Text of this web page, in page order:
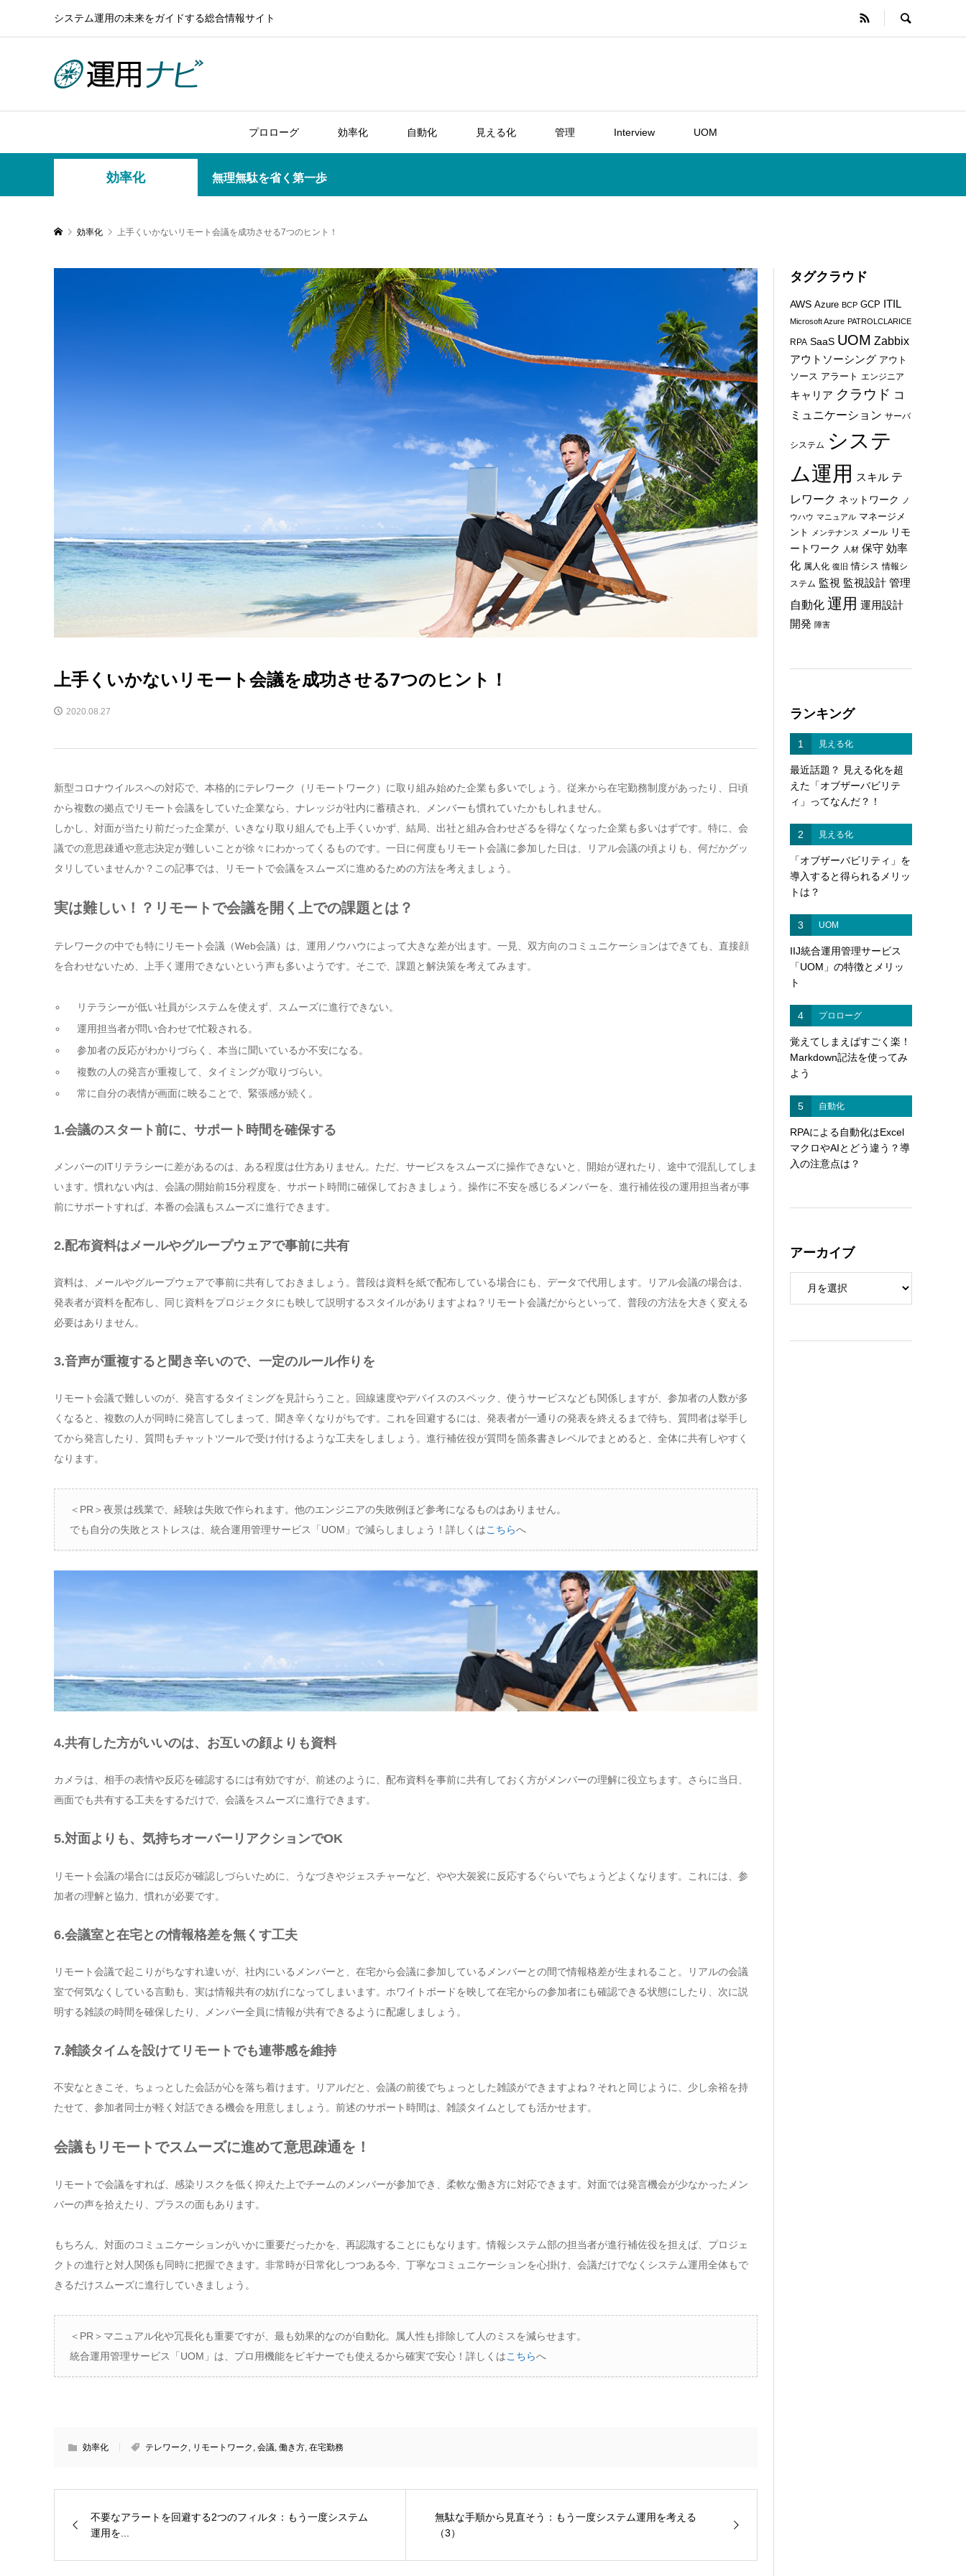
システム運用の未来をガイドする総合情報サイト
プロローグ 効率化 自動化 見える化 管理 Interview UOM
効率化 無理無駄を省く第一歩
効率化 上手くいかないリモート会議を成功させる7つのヒント！
上手くいかないリモート会議を成功させる7つのヒント！
2020.08.27
新型コロナウイルスへの対応で、本格的にテレワーク（リモートワーク）に取り組み始めた企業も多いでしょう。従来から在宅勤務制度があったり、日頃
から複数の拠点でリモート会議をしていた企業なら、ナレッジが社内に蓄積され、メンバーも慣れていたかもしれません。
しかし、対面が当たり前だった企業が、いきなり取り組んでも上手くいかず、結局、出社と組み合わせざるを得なくなった企業も多いはずです。特に、会
議での意思疎通や意志決定が難しいことが徐々にわかってくるものです。一日に何度もリモート会議に参加した日は、リアル会議の頃よりも、何だかグッ
タリしていませんか？この記事では、リモートで会議をスムーズに進めるための方法を考えましょう。
実は難しい！？リモートで会議を開く上での課題とは？
テレワークの中でも特にリモート会議（Web会議）は、運用ノウハウによって大きな差が出ます。一見、双方向のコミュニケーションはできても、直接顔
を合わせないため、上手く運用できないという声も多いようです。そこで、課題と解決策を考えてみます。
リテラシーが低い社員がシステムを使えず、スムーズに進行できない。
運用担当者が問い合わせで忙殺される。
参加者の反応がわかりづらく、本当に聞いているか不安になる。
複数の人の発言が重複して、タイミングが取りづらい。
常に自分の表情が画面に映ることで、緊張感が続く。
1.会議のスタート前に、サポート時間を確保する
メンバーのITリテラシーに差があるのは、ある程度は仕方ありません。ただ、サービスをスムーズに操作できないと、開始が遅れたり、途中で混乱してしま
います。慣れない内は、会議の開始前15分程度を、サポート時間に確保しておきましょう。操作に不安を感じるメンバーを、進行補佐役の運用担当者が事
前にサポートすれば、本番の会議もスムーズに進行できます。
2.配布資料はメールやグループウェアで事前に共有
資料は、メールやグループウェアで事前に共有しておきましょう。普段は資料を紙で配布している場合にも、データで代用します。リアル会議の場合は、
発表者が資料を配布し、同じ資料をプロジェクタにも映して説明するスタイルがありますよね？リモート会議だからといって、普段の方法を大きく変える
必要はありません。
3.音声が重複すると聞き辛いので、一定のルール作りを
リモート会議で難しいのが、発言するタイミングを見計らうこと。回線速度やデバイスのスペック、使うサービスなども関係しますが、参加者の人数が多
くなると、複数の人が同時に発言してしまって、聞き辛くなりがちです。これを回避するには、発表者が一通りの発表を終えるまで待ち、質問者は挙手し
てから発言したり、質問もチャットツールで受け付けるような工夫をしましょう。進行補佐役が質問を箇条書きレベルでまとめると、全体に共有しやすく
なります。
＜PR＞夜景は残業で、経験は失敗で作られます。他のエンジニアの失敗例ほど参考になるものはありません。
でも自分の失敗とストレスは、統合運用管理サービス「UOM」で減らしましょう！詳しくはこちらへ
4.共有した方がいいのは、お互いの顔よりも資料
カメラは、相手の表情や反応を確認するには有効ですが、前述のように、配布資料を事前に共有しておく方がメンバーの理解に役立ちます。さらに当日、
画面でも共有する工夫をするだけで、会議をスムーズに進行できます。
5.対面よりも、気持ちオーバーリアクションでOK
リモート会議の場合には反応が確認しづらいために、うなづきやジェスチャーなど、やや大袈裟に反応するぐらいでちょうどよくなります。これには、参
加者の理解と協力、慣れが必要です。
6.会議室と在宅との情報格差を無くす工夫
リモート会議で起こりがちなすれ違いが、社内にいるメンバーと、在宅から会議に参加しているメンバーとの間で情報格差が生まれること。リアルの会議
室で何気なくしている言動も、実は情報共有の妨げになってしまいます。ホワイトボードを映して在宅からの参加者にも確認できる状態にしたり、次に説
明する雑談の時間を確保したり、メンバー全員に情報が共有できるように配慮しましょう。
7.雑談タイムを設けてリモートでも連帯感を維持
不安なときこそ、ちょっとした会話が心を落ち着けます。リアルだと、会議の前後でちょっとした雑談ができますよね？それと同じように、少し余裕を持
たせて、参加者同士が軽く対話できる機会を用意しましょう。前述のサポート時間は、雑談タイムとしても活かせます。
会議もリモートでスムーズに進めて意思疎通を！
リモートで会議をすれば、感染リスクを低く抑えた上でチームのメンバーが参加でき、柔軟な働き方に対応できます。対面では発言機会が少なかったメン
バーの声を拾えたり、プラスの面もあります。
もちろん、対面のコミュニケーションがいかに重要だったかを、再認識することにもなります。情報システム部の担当者が進行補佐役を担えば、プロジェ
クトの進行と対人関係も同時に把握できます。非常時が日常化しつつある今、丁寧なコミュニケーションを心掛け、会議だけでなくシステム運用全体もで
きるだけスムーズに進行していきましょう。
＜PR＞マニュアル化や冗長化も重要ですが、最も効果的なのが自動化。属人性も排除して人のミスを減らせます。
統合運用管理サービス「UOM」は、プロ用機能をビギナーでも使えるから確実で安心！詳しくはこちらへ
効率化 テレワーク , リモートワーク , 会議, 働き方, 在宅勤務
不要なアラートを回避する2つのフィルタ：もう一度システム
運用を...
無駄な手順から見直そう：もう一度システム運用を考える
（3）
タグクラウド
AWS Azure BCP GCP ITIL
Microsoft Azure PATROLCLARICE
RPA SaaS UOM Zabbix
アウトソーシング アウト
ソース アラート エンジニア
キャリア クラウド コ
ミュニケーション サーバ
システム システ
ム運用 スキル テ
レワーク ネットワーク
ノ
ウハウ マニュアル マネージメ
ント
メンテナンス メール リモ
ートワーク
人材 保守 効率
化 属人化 復旧 情シス 情報シ
ステム 監視 監視設計 管理
自動化 運用 運用設計
開発 障害
ランキング
1 見える化
最近話題？ 見える化を超
えた「オブザーバビリテ
ィ」ってなんだ？！
2 見える化
「オブザーバビリティ」を
導入すると得られるメリッ
トは？
3 UOM
IIJ統合運用管理サービス
「UOM」の特徴とメリッ
ト
4 プロローグ
覚えてしまえばすごく楽！
Markdown記法を使ってみ
よう
5 自動化
RPAによる自動化はExcel
マクロやAIとどう違う？導
入の注意点は？
アーカイブ